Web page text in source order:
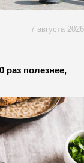
7 августа 2026
раз полезнее,